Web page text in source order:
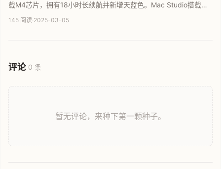
载M4芯片，拥有18小时长续航并新增天蓝色。Mac Studio搭载M3
Ultra芯片，支持512GB统一内存，可流畅运行DeepSeek R1等大模
145 阅读·2025-03-05
评论 0 条
暂无评论，来种下第一颗种子。